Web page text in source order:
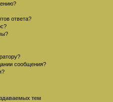
ответа?
сообщения?
тем